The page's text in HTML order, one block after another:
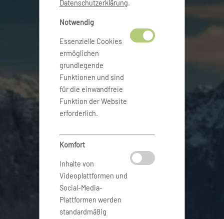
Datenschutzerklärung.
Notwendig
Essenzielle Cookies
ermöglichen
grundlegende
Funktionen und sind
für die einwandfreie
Funktion der Website
erforderlich.
Komfort
Inhalte von
Videoplattformen und
Social-Media-
Plattformen werden
standardmäßig